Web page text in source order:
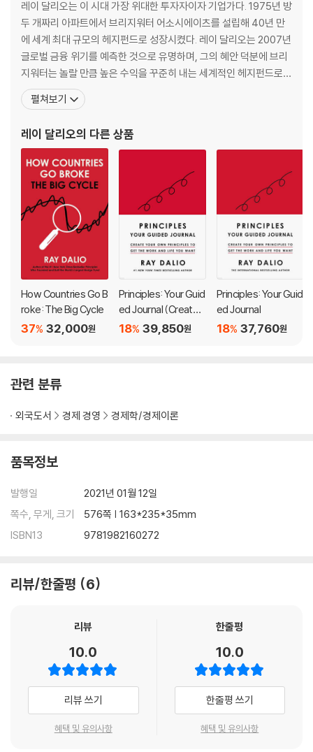
over the last 500 years.
In this remarkable and timely addition to his Principles series,
Dalio brings readers along for his study of the major empires-
to perspective the “Big Cycle” that has driven the successes
ry. He reveals the timeless and universal forces behind these
shifts and uses them to look into the future, offering practical
principles for positioning oneself for what’s ahead.
13. US-China Relations and Wars 423
Part III The Future 461
14. The Future 463
Appendix: Computer Analysis of the Conditions of, and Prosp
레이 달리오는 이 시대 가장 위대한 투자자이자 기업가다. 1975년 방
두 개짜리 아파트에서 브리지워터 어소시에이츠를 설립해 40년 만
에 세계 최대 규모의 헤지펀드로 성장시켰다. 레이 달리오는 2007년
글로벌 금융 위기를 예측한 것으로 유명하며, 그의 혜안 덕분에 브리
지워터는 놀랄 만큼 높은 수익을 꾸준히 내는 세계적인 헤지펀드로
성장했다. 그는 타임지가 선정한 세계에서 가장 영향력 있는 100대
인물에 선정됐을 뿐만 아니라 포춘이 선정한 세계 100대 부자에 이
헤지펀드의 역사를 새롭게 썼다. ‘이코노미스
펼쳐보기
레이 달리오의 다른 상품
How Countries Go B
roke: The Big Cycle
32,000원
37%
Principles: Your Guid
ed Journal (Create Y
our Own Principles t
39,850원
18%
Principles: Your Guid
ed Journal
37,760원
18%
관련 분류
외국도서 경제 경영 경제학/경제이론
품목정보
발행일
2021년 01월 12일
쪽수, 무게, 크기
576쪽 | 163*235*35mm
ISBN13
9781982160272
리뷰/한줄평 6
리뷰
10.0
리뷰 쓰기
혜택 및 유의사항
한줄평
10.0
한줄평 쓰기
혜택 및 유의사항